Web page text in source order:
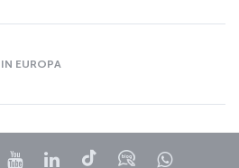
EUROPA
YouTubeLinkedIn
TikTokBlog